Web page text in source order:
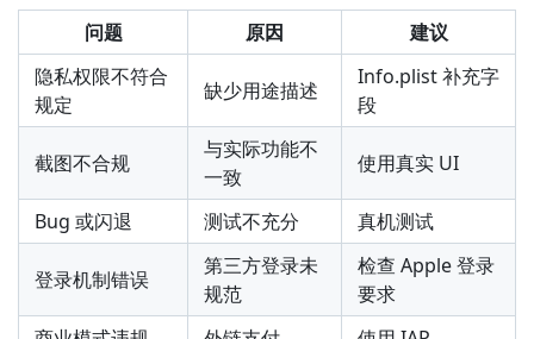
问题 原因
建议
隐私权限不符合
规定
缺少用途描述
Info.plist 补充字
段
截图不合规
与实际功能不
一致
使用真实 UI
Bug 或闪退 测试不充分 真机测试
登录机制错误
第三方登录未
规范
检查 Apple 登录
要求